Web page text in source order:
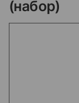
(набор)